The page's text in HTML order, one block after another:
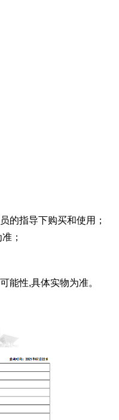
的指导下购买和使用；
；
能性,具体实物为准。